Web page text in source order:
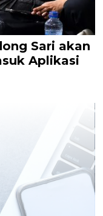
Sari akan
Aplikasi